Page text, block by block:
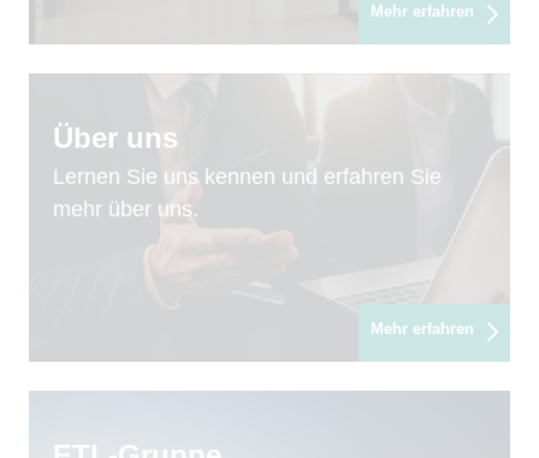
Mehr erfahren
Über uns
Lernen Sie uns kennen und erfahren Sie
mehr über uns.
Mehr erfahren